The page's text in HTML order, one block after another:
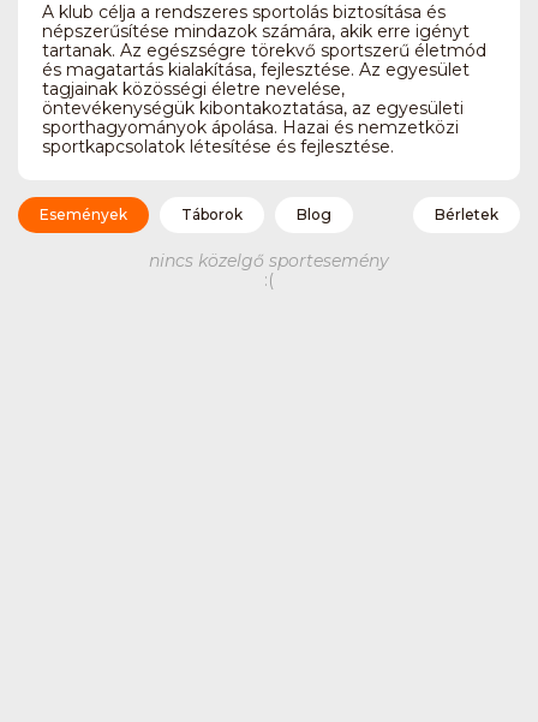
A klub célja a rendszeres sportolás biztosítása és
népszerűsítése mindazok számára, akik erre igényt
tartanak. Az egészségre törekvő sportszerű életmód
és magatartás kialakítása, fejlesztése. Az egyesület
tagjainak közösségi életre nevelése,
öntevékenységük kibontakoztatása, az egyesületi
sporthagyományok ápolása. Hazai és nemzetközi
sportkapcsolatok létesítése és fejlesztése.
Bérletek
Események Táborok Blog
nincs közelgő sportesemény
:(